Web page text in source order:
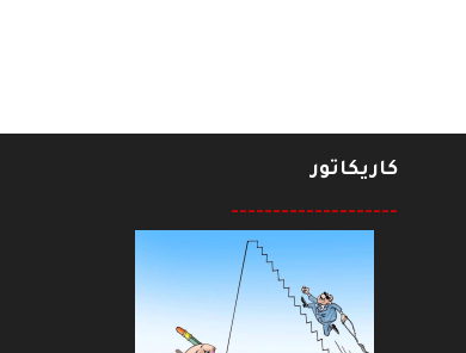
كاريكاتور
--------------------